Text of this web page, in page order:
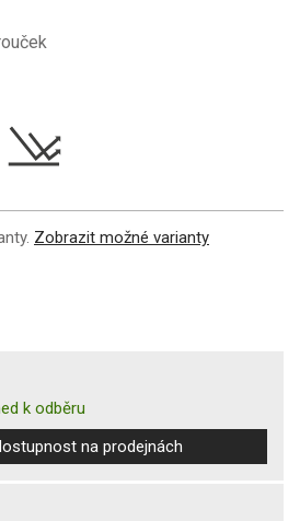
Zobrazit možné varianty
k odběru
na prodejnách